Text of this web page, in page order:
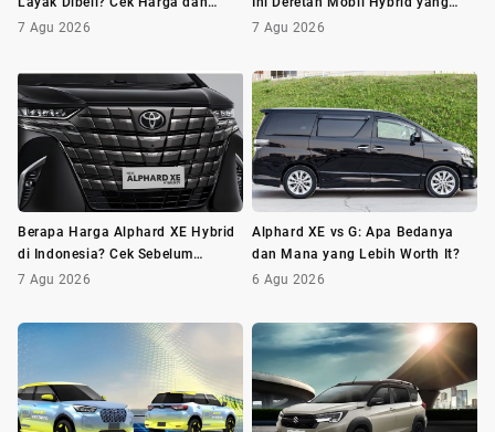
Minusnya Dulu
7 Agu 2026
Wajib Dilirik
7 Agu 2026
Berapa Harga Alphard XE Hybrid
di Indonesia? Cek Sebelum
Membeli
7 Agu 2026
Alphard XE vs G: Apa Bedanya
dan Mana yang Lebih Worth It?
6 Agu 2026